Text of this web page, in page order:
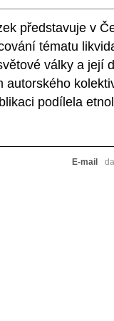
představuje v
tématu
války a její
autorského
podílela
E-mail